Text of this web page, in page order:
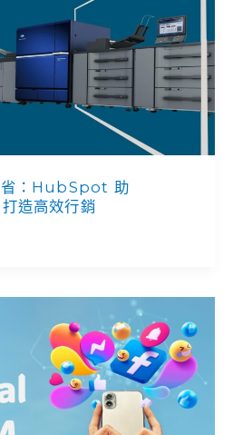
省：HubSpot 助
造高效行銷